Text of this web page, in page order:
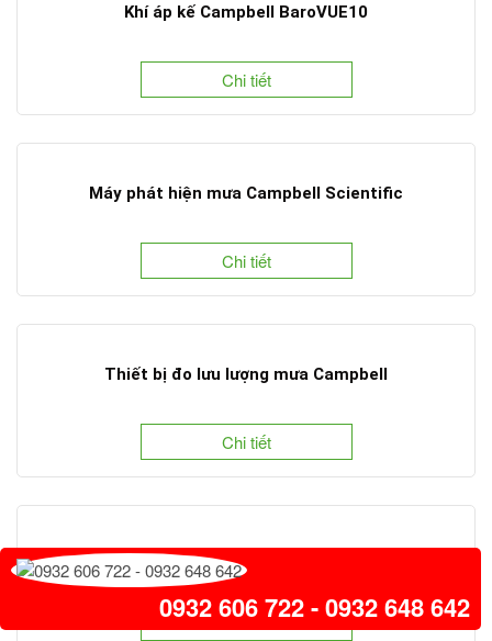
Khí áp kế Campbell BaroVUE10
Chi tiết
Máy phát hiện mưa Campbell Scientific
Chi tiết
Thiết bị đo lưu lượng mưa Campbell
Chi tiết
Thiết bị định vị GPS Campbell Scientific
Chi tiết
0932 606 722 - 0932 648 642